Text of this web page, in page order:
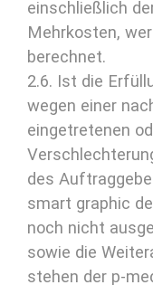
einschließlich
Mehrkosten,
berechnet.
2.6. Ist die
wegen einer
eingetretenen
des
smart graphic
noch nicht
sowie die
stehen der p-